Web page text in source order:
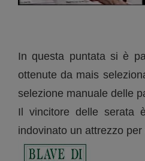
In questa puntata si è
ottenute da mais
selezione manuale delle
Il vincitore delle serata
indovinato un attrezzo